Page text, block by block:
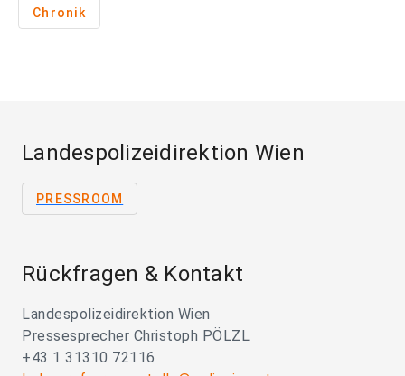
Chronik
Landespolizeidirektion Wien
PRESSROOM
Rückfragen & Kontakt
Landespolizeidirektion Wien
Pressesprecher Christoph PÖLZL
+43 1 31310 72116